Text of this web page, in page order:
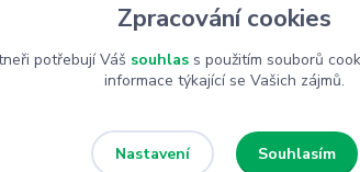
Zpracování cookies
potřebují Váš souhlass použitím souborů
informace týkající se Vašich zájmů.
Nastavení Souhlasím